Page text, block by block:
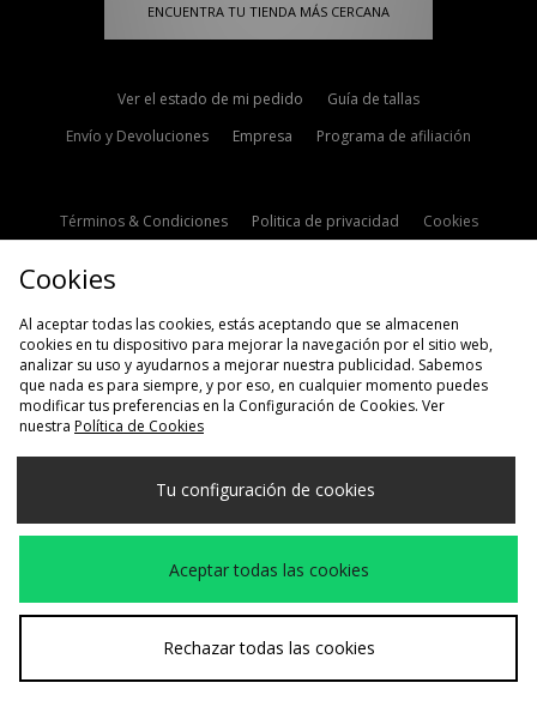
ENCUENTRA TU TIENDA MÁS CERCANA
Ver el estado de mi pedido
Guía de tallas
Envío y Devoluciones
Empresa Programa de afiliación
Términos & Condiciones Politica de privacidad
Cookies
Selecciona País
España
Aceptamos las siguientes formas de pago
Visita nuestra página corporativa en www.jdplc.com
Cookies
Al aceptar todas las cookies, estás aceptando que se almacenen
cookies en tu dispositivo para mejorar la navegación por el sitio web,
analizar su uso y ayudarnos a mejorar nuestra publicidad. Sabemos
que nada es para siempre, y por eso, en cualquier momento puedes
modificar tus preferencias en la Configuración de Cookies. Ver
nuestra Política de Cookies
Tu configuración de cookies
Aceptar todas las cookies
Rechazar todas las cookies